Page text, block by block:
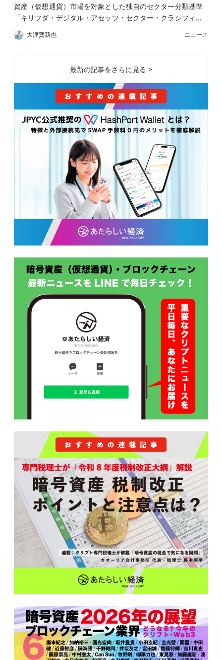
資産（仮想通貨）市場を対象とした独自のセクター分類基準
「キリフダ・デジタル・アセッツ・セクター・クラシフィ…
大津賀新也 ニュース
最新の記事をさらに見る >